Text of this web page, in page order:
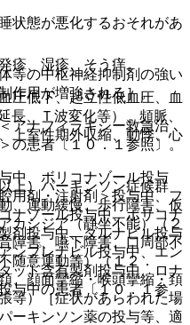
状態が悪化するおそれがあ
等の中枢神経抑制剤の強い
作用が増強される］。
アナフィラキシー救急治
の患者〔１０．１参照〕。
中、ボリコナゾール投与
用剤・注射剤＞投与中、フ
ナゾール投与中、ポサコナ
剤投与中、ダルナビル投与
ンプレナビル投与中、エン
ット含有製剤投与中、ロナ
与中の患者〔１０．１参
疹、湿疹、そう痒。
低下、起立性低血圧、血
長、Ｔ波変化等）、頻脈、
上室性期外収縮、動悸、心
上）パーキンソン症候群
、運動緩慢、歩行障害、仮
カシジア（静坐不能）（２
障害、嚥下障害、口周部不
随意運動等）（１２．
、顔面攣縮・喉頭攣縮・頚
等）［症状があらわれた場
ーキンソン薬の投与等、適